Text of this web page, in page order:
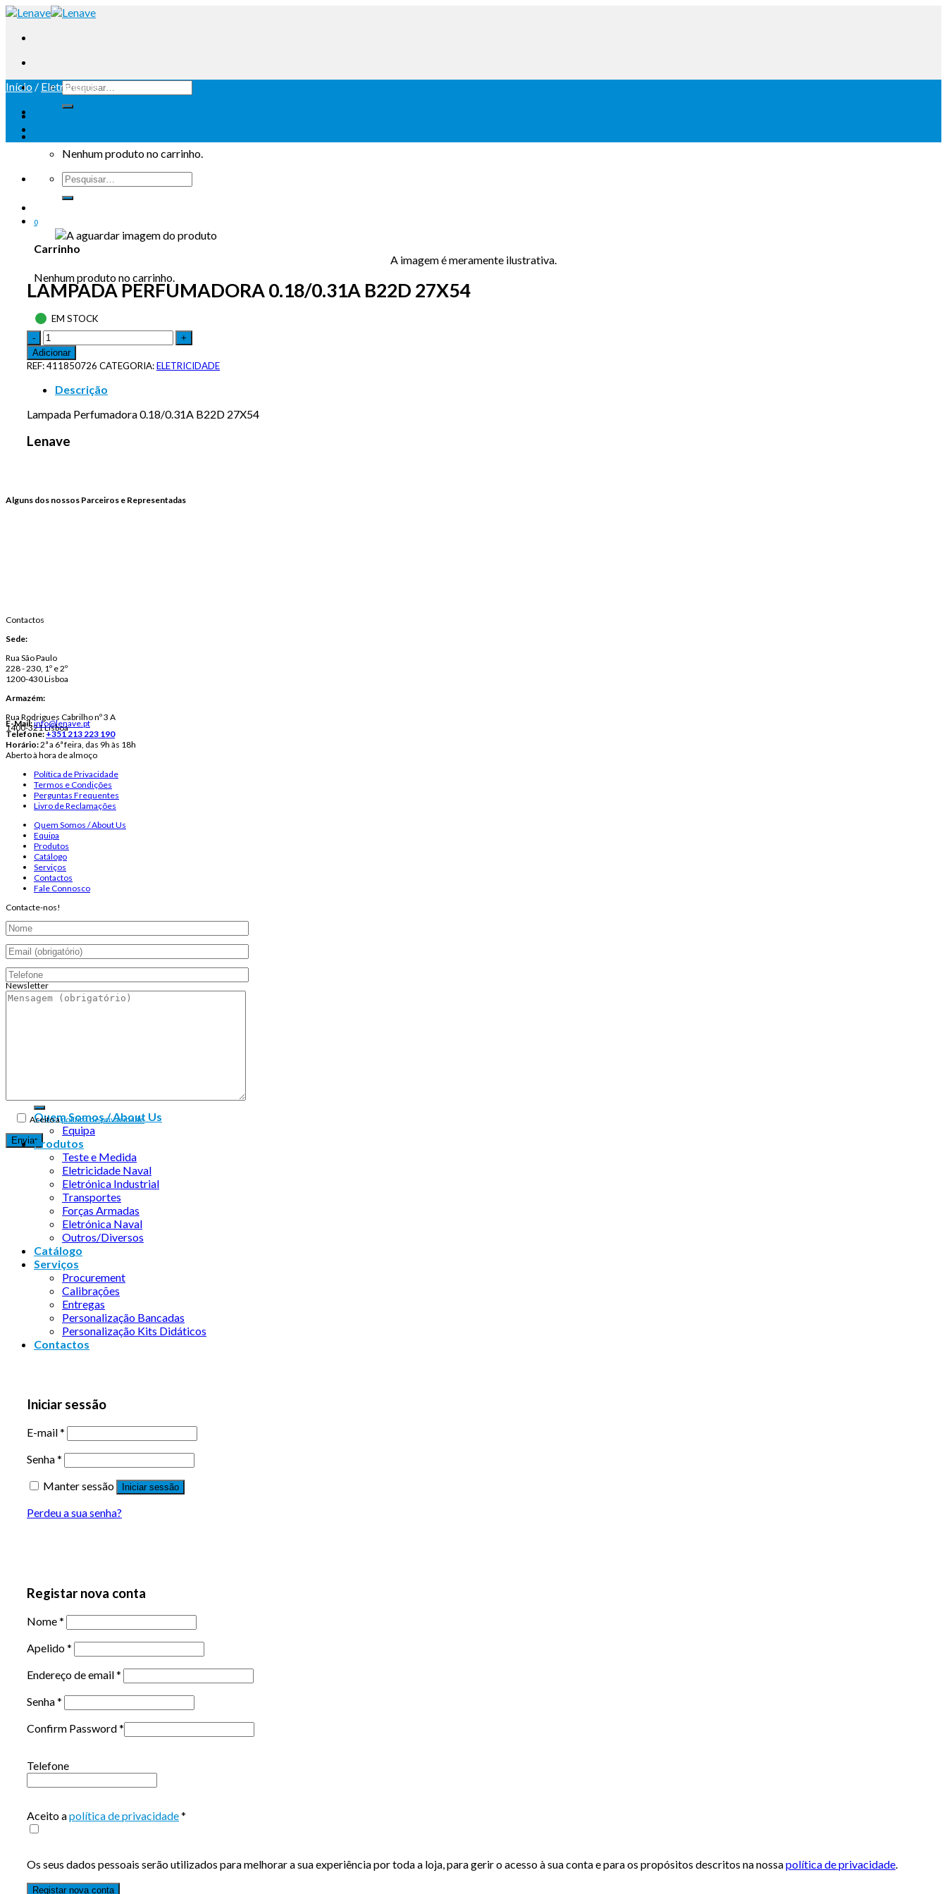
Nenhum produto no carrinho.
0
Carrinho
Nenhum produto no carrinho.
Início / Eletricidade
A imagem é meramente ilustrativa.
LAMPADA PERFUMADORA 0.18/0.31A B22D 27X54
EM STOCK
Adicionar
REF:411850726 CATEGORIA:ELETRICIDADE
Descrição
Lampada Perfumadora 0.18/0.31A B22D 27X54
Lenave
Alguns dos nossos Parceiros e Representadas
Contactos
Sede:
Rua São Paulo
228 - 230, 1º e 2º
1200-430 Lisboa
Armazém:
Rua Rodrigues Cabrilho nº 3 A
1400-321 Lisboa
E-Mail:info@lenave.pt
Telefone:+351 213 223 190
Horário:2ª a 6ª feira, das 9h às 18h
Aberto à hora de almoço
Política de Privacidade
Termos e Condições
Perguntas Frequentes
Livro de Reclamações
Quem Somos / About Us
Equipa
Produtos
Catálogo
Serviços
Contactos
Fale Connosco
Contacte-nos!
Aceito apolítica de privacidade
Newsletter
Endereço de email:
Quem Somos / About Us
Equipa
Produtos
Teste e Medida
Eletricidade Naval
Eletrónica Industrial
Transportes
Forças Armadas
Eletrónica Naval
Outros/Diversos
Catálogo
Serviços
Procurement
Calibrações
Entregas
Personalização Bancadas
Personalização Kits Didáticos
Contactos
Iniciar sessão
E-mail*
Senha*
Manter sessão
Iniciar sessão
Perdeu a sua senha?
Registar nova conta
Nome*
Apelido*
Endereço de email*
Senha*
Confirm Password*
Telefone
Aceito apolítica de privacidade*
Os seus dados pessoais serão utilizados para melhorar a sua experiência por toda a loja, para gerir o acesso à sua conta e para os propósitos descritos na nossapolítica de privacidade.
Registar nova conta